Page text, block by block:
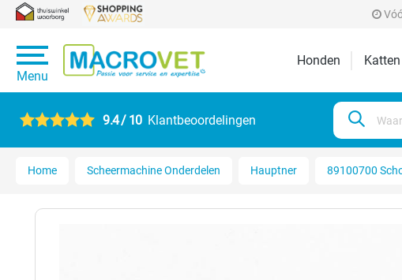
Menu
Honden Katten
9.4 / 10 Klantbeoordelingen
Home Scheermachine Onderdelen Hauptner 89100700